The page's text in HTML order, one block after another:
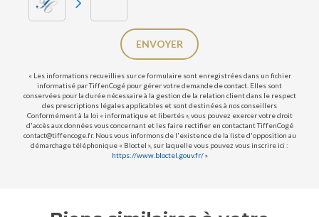
ENVOYER
« Les informations recueillies sur ce formulaire sont enregistrées dans un fichier
informatisé par TiffenCogé pour gérer votre demande de contact. Elles sont
conservées pour la durée nécessaire à la gestion de la relation client dans le respect
des prescriptions légales applicables et sont destinées à nos conseillers
Conformément à la loi « informatique et libertés », vous pouvez exercer votre droit
d'accès aux données vous concernant et les faire rectifier en contactant TiffenCogé
contact@tiffencoge.fr. Nous vous informons de l'existence de la liste d'opposition au
démarchage téléphonique « Bloctel », sur laquelle vous pouvez vous inscrire ici :
https://www.bloctel.gouv.fr/»